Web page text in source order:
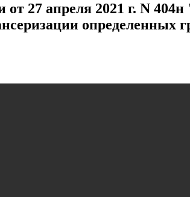
27 апреля 2021 г. N
определенных